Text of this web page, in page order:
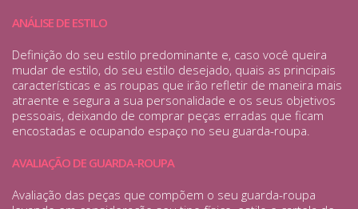
ANÁLISE DE ESTILO
Definição do seu estilo predominante e, caso você queira
mudar de estilo, do seu estilo desejado, quais as principais
características e as roupas que irão refletir de maneira mais
atraente e segura a sua personalidade e os seus objetivos
pessoais, deixando de comprar peças erradas que ficam
encostadas e ocupando espaço no seu guarda-roupa.
AVALIAÇÃO DE GUARDA-ROUPA
Avaliação das peças que compõem o seu guarda-roupa